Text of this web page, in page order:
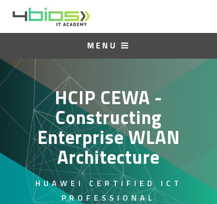
MENU
HCIP CEWA -
Constructing
Enterprise WLAN
Architecture
HUAWEI CERTIFIED ICT
PROFESSIONAL